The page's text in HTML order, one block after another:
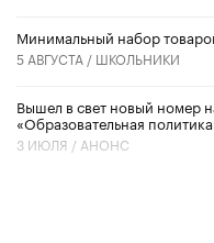
Минимальный набор
5 АВГУСТА / ШКОЛЬНИКИ
Вышел в свет новый номер
«Образовательная
3 ИЮЛЯ / АНОНС